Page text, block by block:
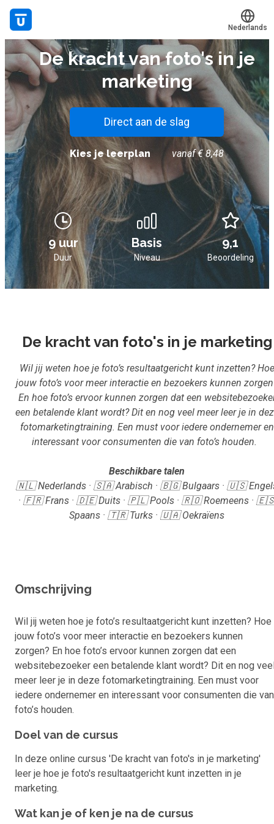
Mijn leerplek
Alle onderwerpen
Experts
Voucher verzilveren
Account en hulp
Meer
Translate
Nederlands
De kracht van foto's in je
marketing
Direct aan de slag
Kies je leerplan vanaf € 8,48
9 uur Basis 9,1
Duur Niveau Beoordeling
De kracht van foto's in je marketing
Wil jij weten hoe je foto’s resultaatgericht kunt inzetten? Hoe
jouw foto’s voor meer interactie en bezoekers kunnen
En hoe foto’s ervoor kunnen zorgen dat een
een betalende klant wordt? Dit en nog veel meer leer je in
fotomarketingtraining. Een must voor iedere ondernemer en
interessant voor consumenten die van foto’s houden.
Beschikbare talen
🇳🇱 Nederlands · 🇸🇦 Arabisch · 🇧🇬 Bulgaars · 🇺🇸
· 🇫🇷 Frans · 🇩🇪 Duits · 🇵🇱 Pools · 🇷🇴 Roemeens ·
Spaans · 🇹🇷 Turks · 🇺🇦 Oekraïens
Omschrijving
Wil jij weten hoe je foto’s resultaatgericht kunt inzetten? Hoe
jouw foto’s voor meer interactie en bezoekers kunnen
zorgen? En hoe foto’s ervoor kunnen zorgen dat een
websitebezoeker een betalende klant wordt? Dit en nog
meer leer je in deze fotomarketingtraining. Een must voor
iedere ondernemer en interessant voor consumenten die van
foto’s houden.
Doel van de cursus
In deze online cursus 'De kracht van foto's in je marketing'
leer je hoe je foto's resultaatgericht kunt inzetten in je
marketing.
Wat kan je of ken je na de cursus